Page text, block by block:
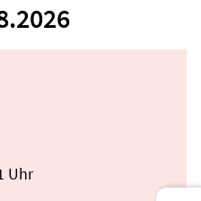
Uhr